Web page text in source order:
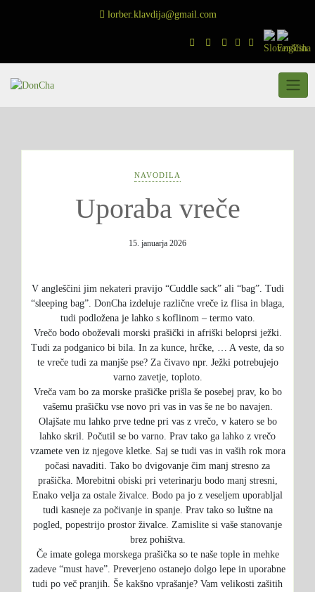
lorber.klavdija@gmail.com
NAVODILA
Uporaba vreče
15. januarja 2026
V angleščini jim nekateri pravijo “Cuddle sack” ali “bag”. Tudi
“sleeping bag”. DonCha izdeluje različne vreče iz flisa in blaga,
tudi podložena je lahko s koflinom – termo vato.
Vrečo bodo oboževali morski prašički in afriški beloprsi ježki.
Tudi za podganico bi bila. In za kunce, hrčke, … A veste, da so
te vreče tudi za manjše pse? Za čivavo npr. Ježki potrebujejo
varno zavetje, toploto.
Vreča vam bo za morske prašičke prišla še posebej prav, ko bo
vašemu prašičku vse novo pri vas in vas še ne bo navajen.
Olajšate mu lahko prve tedne pri vas z vrečo, v katero se bo
lahko skril. Počutil se bo varno. Prav tako ga lahko z vrečo
vzamete ven iz njegove kletke. Saj se tudi vas in vaših rok mora
počasi navaditi. Tako bo dvigovanje čim manj stresno za
prašička. Morebitni obiski pri veterinarju bodo manj stresni,
Enako velja za ostale živalce. Bodo pa jo z veseljem uporabljal
tudi kasneje za počivanje in spanje. Prav tako so luštne na
pogled, popestrijo prostor živalce. Zamislite si vaše stanovanje
brez pohištva.
Če imate golega morskega prašička so te naše tople in mehke
zadeve “must have”. Preverjeno ostanejo dolgo lepe in uporabne
tudi po več pranjih. Še kakšno vprašanje? Vam velikosti zašitih